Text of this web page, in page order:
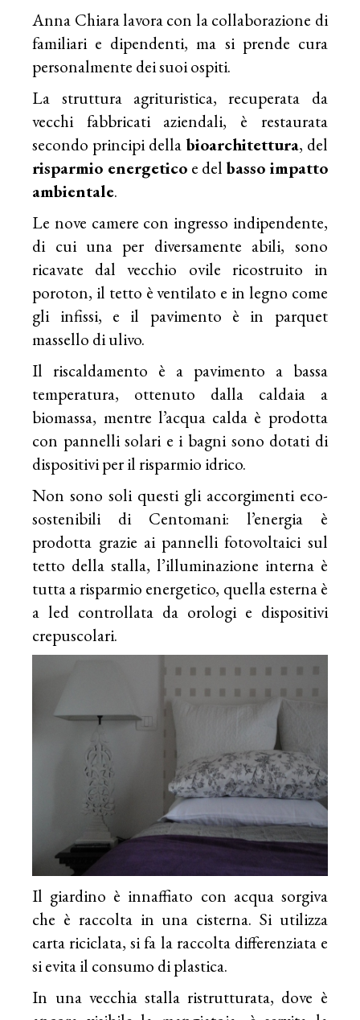
Anna Chiara lavora con la collaborazione di
familiari e dipendenti, ma si prende cura
personalmente dei suoi ospiti.
La struttura agrituristica, recuperata da
vecchi fabbricati aziendali, è restaurata
secondo principi della bioarchitettura, del
risparmio energeticoe del basso impatto
ambientale.
Le nove camere con ingresso indipendente,
di cui una per diversamente abili, sono
ricavate dal vecchio ovile ricostruito in
poroton, il tetto è ventilato e in legno come
gli infissi, e il pavimento è in parquet
massello di ulivo.
Il riscaldamento è a pavimento a bassa
temperatura, ottenuto dalla caldaia a
biomassa, mentre l’acqua calda è prodotta
con pannelli solari e i bagni sono dotati di
dispositivi per il risparmio idrico.
Non sono soli questi gli accorgimenti eco-
sostenibili di Centomani: l’energia è
prodotta grazie ai pannelli fotovoltaici sul
tetto della stalla, l’illuminazione interna è
tutta a risparmio energetico, quella esterna è
a led controllata da orologi e dispositivi
crepuscolari.
Il giardino è innaffiato con acqua sorgiva
che è raccolta in una cisterna. Si utilizza
carta riciclata, si fa la raccolta differenziata e
si evita il consumo di plastica.
In una vecchia stalla ristrutturata, dove è